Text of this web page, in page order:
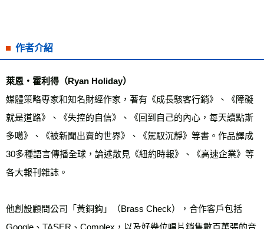
作者介紹
萊恩・霍利得（Ryan Holiday）
媒體策略專家和知名財經作家，著有《成長駭客行銷》、《障礙
就是道路》、《失控的自信》、《回到自己的內心，每天讀點斯
多噶》、《被新聞出賣的世界》、《駕馭沉靜》等書。作品譯成
30多種語言傳播全球，論述散見《紐約時報》、《高速企業》等
各大報刊雜誌。
他創設顧問公司「黃銅鈎」（Brass Check），合作客戶包括
Google、TASER、Complex，以及好幾位唱片銷售數百萬張的音